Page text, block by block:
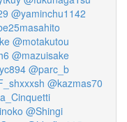
@yaminchu1142
@motakutou
@mazuisake
@parc_b
@kazmas70
@Shingi